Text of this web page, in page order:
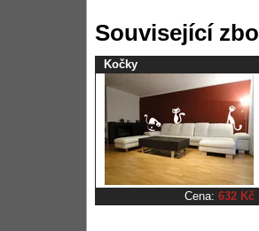
Související
Kočky
Cena: 632 Kč